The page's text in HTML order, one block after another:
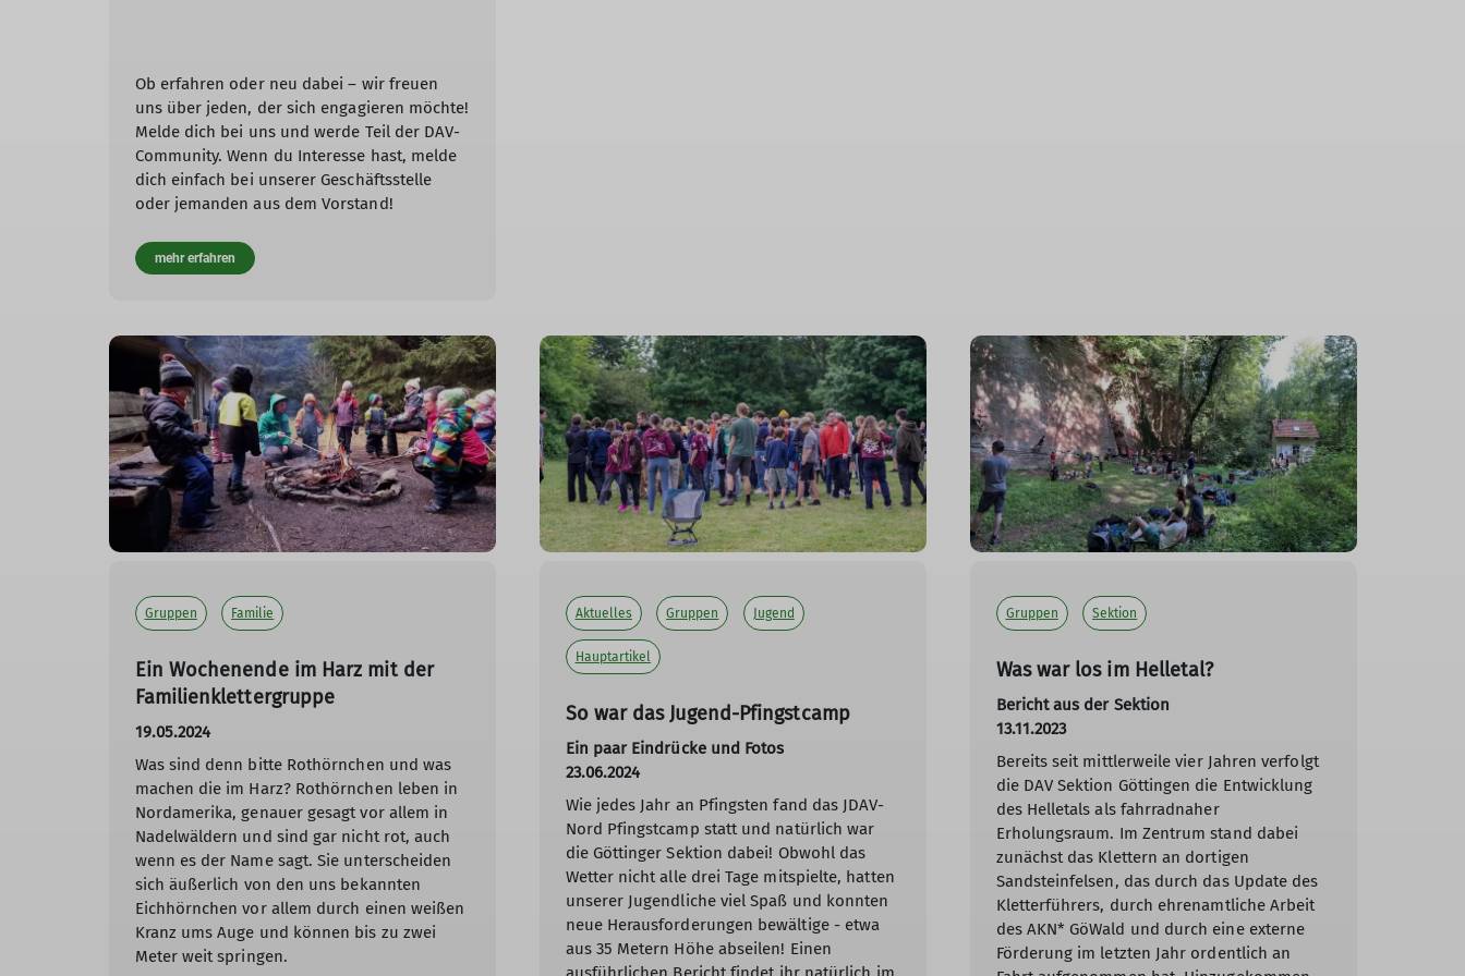
Ob erfahren oder neu dabei – wir freuen
uns über jeden, der sich engagieren möchte!
Melde dich bei uns und werde Teil der DAV-
Community. Wenn du Interesse hast, melde
dich einfach bei unserer Geschäftsstelle
oder jemanden aus dem Vorstand!
mehr erfahren
Gruppen Familie
Ein Wochenende im Harz mit der
Familienklettergruppe
19.05.2024
Was sind denn bitte Rothörnchen und was
machen die im Harz? Rothörnchen leben in
Nordamerika, genauer gesagt vor allem in
Nadelwäldern und sind gar nicht rot, auch
wenn es der Name sagt. Sie unterscheiden
sich äußerlich von den uns bekannten
Eichhörnchen vor allem durch einen weißen
Kranz ums Auge und können bis zu zwei
Meter weit springen.
Aktuelles Gruppen Jugend
Hauptartikel
So war das Jugend-Pfingstcamp
Ein paar Eindrücke und Fotos
23.06.2024
Wie jedes Jahr an Pfingsten fand das JDAV-
Nord Pfingstcamp statt und natürlich war
die Göttinger Sektion dabei! Obwohl das
Wetter nicht alle drei Tage mitspielte, hatten
unserer Jugendliche viel Spaß und konnten
neue Herausforderungen bewältige - etwa
aus 35 Metern Höhe abseilen! Einen
Gruppen Sektion
Was war los im Helletal?
Bericht aus der Sektion
13.11.2023
Bereits seit mittlerweile vier Jahren verfolgt
die DAV Sektion Göttingen die Entwicklung
des Helletals als fahrradnaher
Erholungsraum. Im Zentrum stand dabei
zunächst das Klettern an dortigen
Sandsteinfelsen, das durch das Update des
Kletterführers, durch ehrenamtliche Arbeit
des AKN* GöWald und durch eine externe
Förderung im letzten Jahr ordentlich an